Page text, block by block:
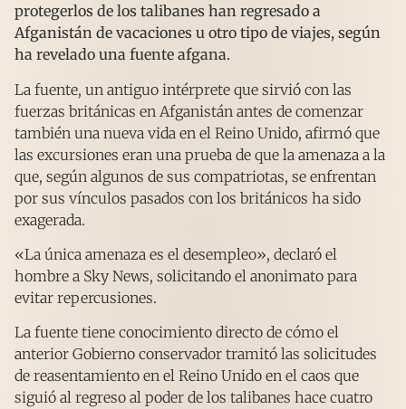
protegerlos de los talibanes han regresado a
Afganistán de vacaciones u otro tipo de viajes, según
ha revelado una fuente afgana.
La fuente, un antiguo intérprete que sirvió con las
fuerzas británicas en Afganistán antes de comenzar
también una nueva vida en el Reino Unido, afirmó que
las excursiones eran una prueba de que la amenaza a la
que, según algunos de sus compatriotas, se enfrentan
por sus vínculos pasados con los británicos ha sido
exagerada.
«La única amenaza es el desempleo», declaró el
hombre a Sky News, solicitando el anonimato para
evitar repercusiones.
La fuente tiene conocimiento directo de cómo el
anterior Gobierno conservador tramitó las solicitudes
de reasentamiento en el Reino Unido en el caos que
siguió al regreso al poder de los talibanes hace cuatro